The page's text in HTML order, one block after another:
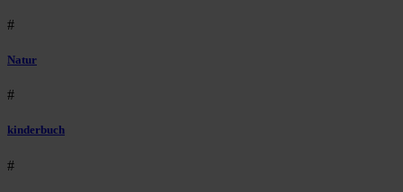
#
Natur
#
kinderbuch
#